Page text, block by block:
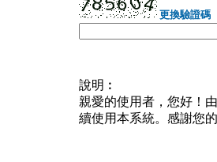
更換驗證碼
說明︰
親愛的使用者，您好！
續使用本系統。感謝您的